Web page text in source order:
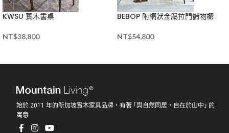
KWSU 實木書桌
NT$38,800
BEBOP 附網狀金屬拉門儲物櫃
NT$54,800
始於 2011 年的新加坡實木家具品牌，有著 ｢與自然同居，自在於山中｣ 的
寓意